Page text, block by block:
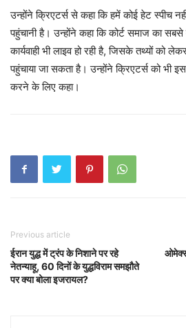
उन्होंने क्रिएटर्स से कहा कि हमें कोई हेट स्पीच
पहुंचानी है। उन्होंने कहा कि कोर्ट समाज का
कार्यवाही भी लाइव हो रही है, जिसके तथ्यों को
पहुंचाया जा सकता है। उन्होंने क्रिएटर्स को भी इस
करने के लिए कहा।
Previous article
ईरान युद्ध में ट्रंप के निशाने पर रहे
नेतन्याहू, 60 दिनों के युद्धविराम समझौते
पर क्या बोला इजरायल?